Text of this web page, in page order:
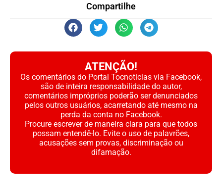
Compartilhe
ATENÇÃO!
Os comentários do Portal Tocnoticias via Facebook,
são de inteira responsabilidade do autor,
comentários impróprios poderão ser denunciados
pelos outros usuários, acarretando até mesmo na
perda da conta no Facebook.
Procure escrever de maneira clara para que todos
possam entendê-lo. Evite o uso de palavrões,
acusações sem provas, discriminação ou
difamação.